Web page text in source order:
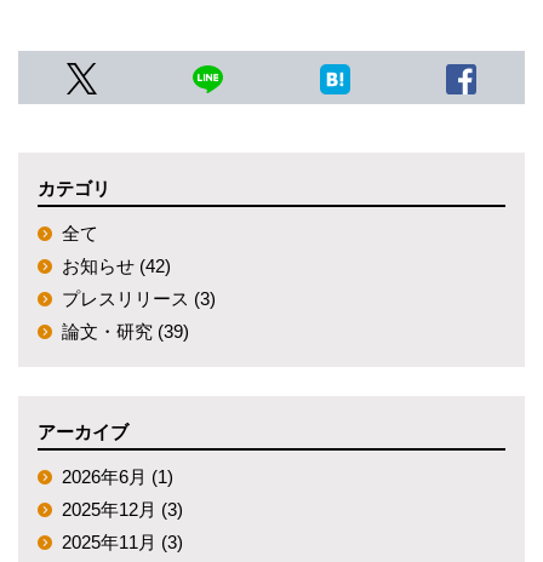
カテゴリ
全て
お知らせ (42)
プレスリリース (3)
論文・研究 (39)
アーカイブ
2026年6月 (1)
2025年12月 (3)
2025年11月 (3)